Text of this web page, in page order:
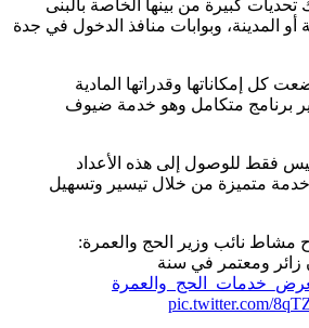
كبيرة من بينها الخاصة بالبنى
أو المدينة، وبوابات منافذ الدخول في جدة
كل إمكاناتها وقدراتها المادية
برنامج متكامل وهو خدمة ضيوف
فقط للوصول إلى هذه الأعداد
خدمة متميزة من خلال تيسير وتسهيل
مشاط نائب وزير الحج والعمرة:
مليون زائر ومعتمر في سنة
pic.twitter.com/